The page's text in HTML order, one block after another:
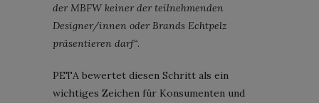
der MBFW keiner der teilnehmenden
Designer/innen oder Brands Echtpelz
präsentieren darf“.
PETA bewertet diesen Schritt als ein
wichtiges Zeichen für Konsumenten und